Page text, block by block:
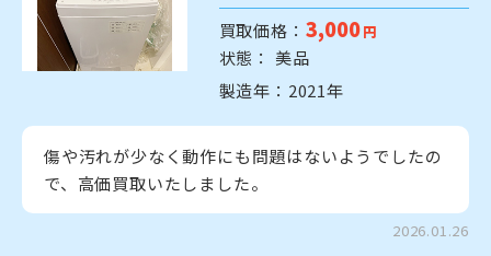
買取価格： 3,000 円
状態： 美品
製造年：2021年
傷や汚れが少なく動作にも問題はないようでしたの
で、高価買取いたしました。
2026.01.26